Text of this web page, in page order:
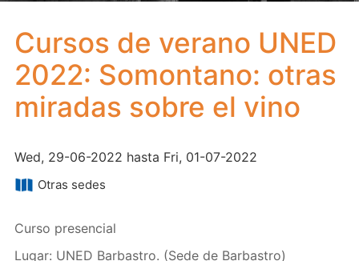
Cursos de verano UNED
2022: Somontano: otras
miradas sobre el vino
Wed, 29-06-2022 hasta Fri, 01-07-2022
Otras sedes
Curso presencial
Lugar: UNED Barbastro. (Sede de Barbastro)